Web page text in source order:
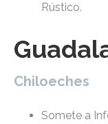
Rústico.
Chiloeches
Somete a